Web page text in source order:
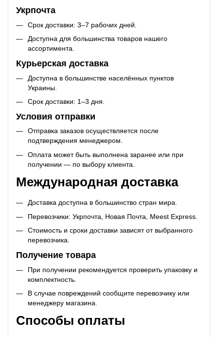
Укрпочта
Срок доставки: 3–7 рабочих дней.
Доступна для большинства товаров нашего
ассортимента.
Курьерская доставка
Доступна в большинстве населённых пунктов
Украины.
Срок доставки: 1–3 дня.
Условия отправки
Отправка заказов осуществляется после
подтверждения менеджером.
Оплата может быть выполнена заранее или при
получении — по выбору клиента.
Международная доставка
Доставка доступна в большинство стран мира.
Перевозчики: Укрпочта, Новая Почта, Meest Express.
Стоимость и сроки доставки зависят от выбранного
перевозчика.
Получение товара
При получении рекомендуется проверить упаковку и
комплектность.
В случае повреждений сообщите перевозчику или
менеджеру магазина.
Способы оплаты